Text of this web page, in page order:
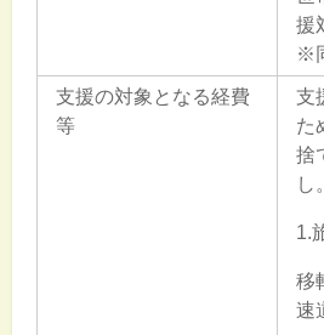
援
※
支援の対象となる経費
等
支
た
捨
し
1.
移
速